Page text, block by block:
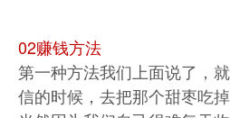
02赚钱方法
第一种方法我们上面说了，
信的时候，去把那个甜枣吃